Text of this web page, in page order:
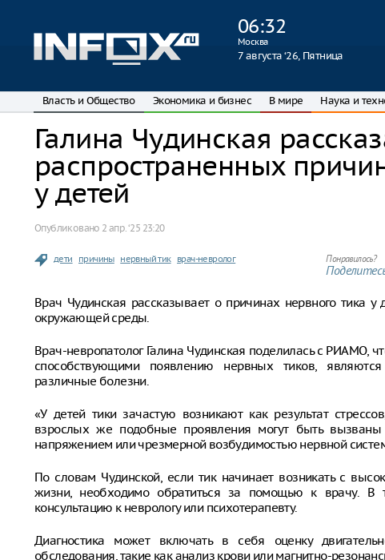
06:32
Москва
7 августа ‘26, Пятница
Власть и Общество Экономика и бизнес В мире Наука и
Галина Чудинская
распространенных
у детей
Опубликовано 2 апр. ‘25 23:20
дети причины нервный тик врач-невролог Понравилось?
Врач Чудинская рассказывает о причинах нервного тика у
окружающей среды.
Врач-невропатолог Галина Чудинская поделилась с РИАМО,
способствующими появлению нервных тиков,
различные болезни.
«У детей тики зачастую возникают как результат
взрослых же подобные проявления могут быть вызваны
напряжением или чрезмерной возбудимостью нервной
По словам Чудинской, если тик начинает возникать с
жизни, необходимо обратиться за помощью к врачу. В
консультацию к неврологу или психотерапевту.
Диагностика может включать в себя оценку
обследования, такие как анализ крови или магнитно-